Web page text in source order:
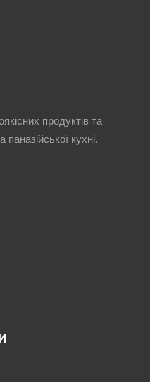
продуктів та
паназійської кухні.